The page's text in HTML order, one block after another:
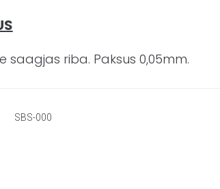
saagjas riba. Paksus 0,05mm.
SBS-000